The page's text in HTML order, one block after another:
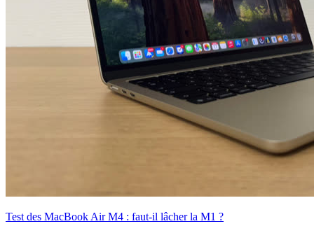
Test des MacBook Air M4 : faut-il lâcher la M1 ?